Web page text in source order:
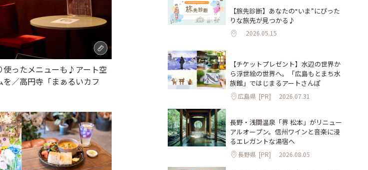
使ったメニューも♪アート空
／高円寺「まぁるいカフ
【旅先診断】あなたの“いま”にぴった
りな旅先が見つかる♪
2026.05.15
【チケットプレゼント】水辺の世界か
ら浮世絵の世界へ。「広島もとまち水
族館」ではじまるアートさんぽ
広島県 [PR] 2026.07.31
長野・浅間温泉「界 松本」がリニュー
アルオープン。信州ワインと音楽に浸
るエレガントな湯宿へ
長野県 [PR] 2026.08.05